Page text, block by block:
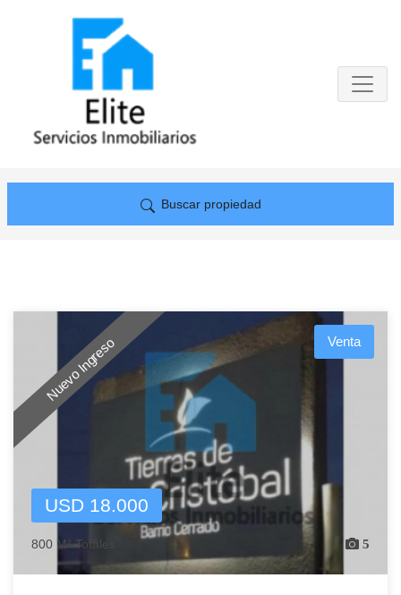
Buscar propiedad
Nuevo Ingreso Venta
USD 18.000
800 M² Totales 5